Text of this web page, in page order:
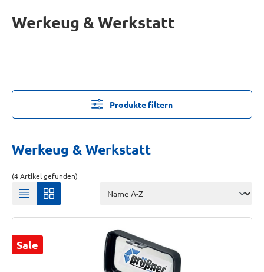
Werkeug & Werkstatt
Produkte filtern
Werkeug & Werkstatt
(4 Artikel gefunden)
Sale